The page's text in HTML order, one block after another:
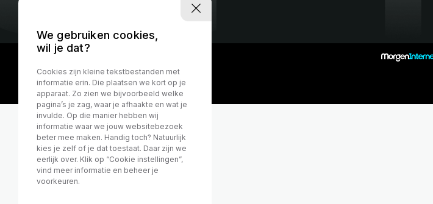
We gebruiken cookies,
wil je dat?
Cookies zijn kleine tekstbestanden met
informatie erin. Die plaatsen we kort op je
apparaat. Zo zien we bijvoorbeeld welke
pagina’s je zag, waar je afhaakte en wat je
invulde. Op die manier hebben wij
informatie waar we jouw websitebezoek
beter mee maken. Handig toch? Natuurlijk
kies je zelf of je dat toestaat. Daar zijn we
eerlijk over. Klik op “Cookie instellingen”,
vind meer informatie en beheer je
voorkeuren.